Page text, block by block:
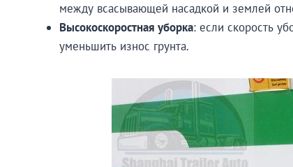
между всасывающей насадкой и землей
Высокоскоростная уборка: если скорость
уменьшить износ грунта.